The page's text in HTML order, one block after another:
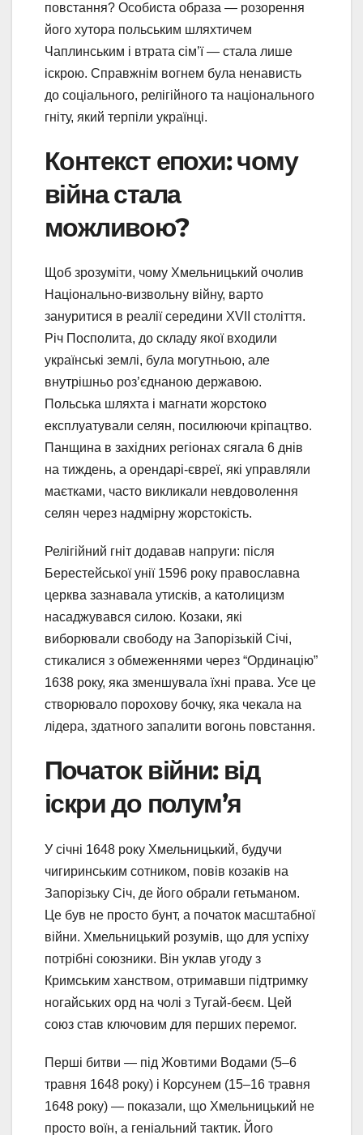
повстання? Особиста образа — розорення
його хутора польським шляхтичем
Чаплинським і втрата сім’ї — стала лише
іскрою. Справжнім вогнем була ненависть
до соціального, релігійного та національного
гніту, який терпіли українці.
Контекст епохи: чому
війна стала
можливою?
Щоб зрозуміти, чому Хмельницький очолив
Національно-визвольну війну, варто
зануритися в реалії середини XVII століття.
Річ Посполита, до складу якої входили
українські землі, була могутньою, але
внутрішньо роз’єднаною державою.
Польська шляхта і магнати жорстоко
експлуатували селян, посилюючи кріпацтво.
Панщина в західних регіонах сягала 6 днів
на тиждень, а орендарі-євреї, які управляли
маєтками, часто викликали невдоволення
селян через надмірну жорстокість.
Релігійний гніт додавав напруги: після
Берестейської унії 1596 року православна
церква зазнавала утисків, а католицизм
насаджувався силою. Козаки, які
виборювали свободу на Запорізькій Січі,
стикалися з обмеженнями через “Ординацію”
1638 року, яка зменшувала їхні права. Усе це
створювало порохову бочку, яка чекала на
лідера, здатного запалити вогонь повстання.
Початок війни: від
іскри до полум’я
У січні 1648 року Хмельницький, будучи
чигиринським сотником, повів козаків на
Запорізьку Січ, де його обрали гетьманом.
Це був не просто бунт, а початок масштабної
війни. Хмельницький розумів, що для успіху
потрібні союзники. Він уклав угоду з
Кримським ханством, отримавши підтримку
ногайських орд на чолі з Тугай-беєм. Цей
союз став ключовим для перших перемог.
Перші битви — під Жовтими Водами (5–6
травня 1648 року) і Корсунем (15–16 травня
1648 року) — показали, що Хмельницький не
просто воїн, а геніальний тактик. Його